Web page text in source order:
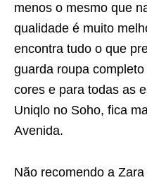
menos o mesmo que
qualidade é muito
encontra tudo o que
guarda roupa
cores e para todas as
Uniqlo no Soho, fica
Avenida.
Não recomendo a